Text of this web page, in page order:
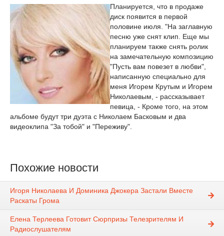
Планируется, что в продаже
диск появится в первой
половине июля. "На заглавную
песню уже снят клип. Еще мы
планируем также снять ролик
на замечательную композицию
"Пусть вам повезет в любви",
написанную специально для
меня Игорем Крутым и Игорем
Николаевым, - рассказывает
певица, - Кроме того, на этом
альбоме будут три дуэта с Николаем Басковым и два
видеоклипа "За тобой" и "Переживу".
Похожие новости
Игоря Николаева И Доминика Джокера Застали Вместе
Раскаты Грома
Елена Терлеева Готовит Сюрпризы Телезрителям И
Радиослушателям